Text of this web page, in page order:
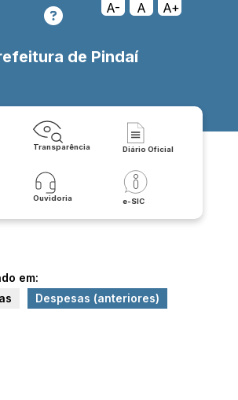
A- A A+
de Pindaí
Transparência Diário Oficial
Ouvidoria e-SIC
em:
Despesas (anteriores)